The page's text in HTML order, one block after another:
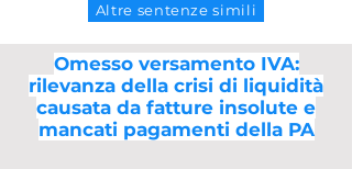
Altre sentenze simili
Omesso versamento IVA:
rilevanza della crisi di liquidità
causata da fatture insolute e
mancati pagamenti della PA